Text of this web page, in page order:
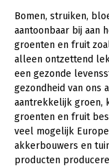
Webinars
Over LTO
LTO Nederland
Mensen
Bestuur en
Jaarverslag 2023
Bomen, struiken,
aantoonbaar bij aan
groenten en fruit
alleen ontzettend
een gezonde
gezondheid van ons
aantrekkelijk groen,
groenten en fruit
veel mogelijk
akkerbouwers en
producten